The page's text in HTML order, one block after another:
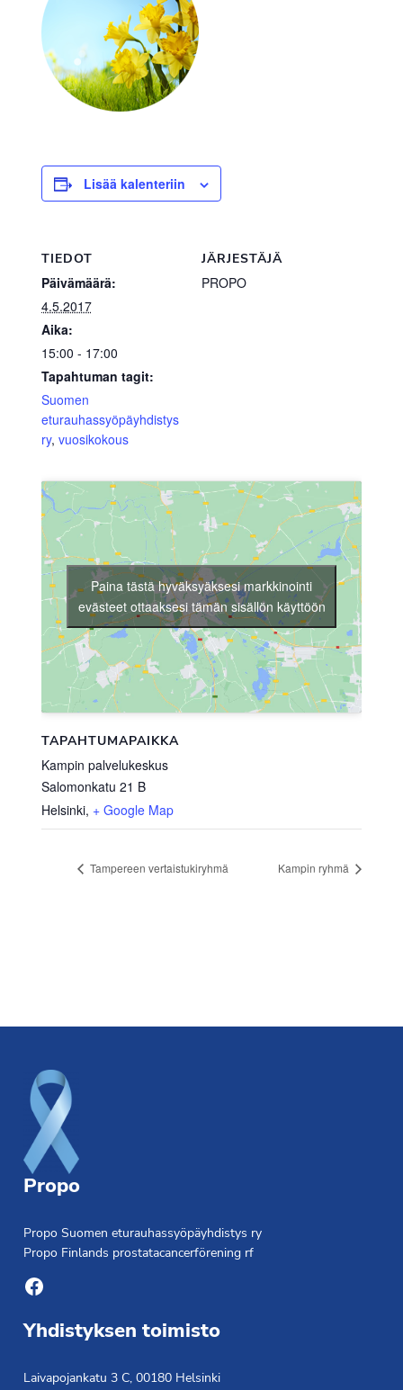
Lisää kalenteriin
TIEDOT
Päivämäärä:
4.5.2017
Aika:
15:00 - 17:00
Tapahtuman tagit:
Suomen
eturauhassyöpäyhdistys
ry, vuosikokous
JÄRJESTÄJÄ
PROPO
TAPAHTUMAPAIKKA
Kampin palvelukeskus
Salomonkatu 21 B
Helsinki, + Google Map
Paina tästä hyväksyäksesi markkinointi
evästeet ottaaksesi tämän sisällön käyttöön
Tampereen vertaistukiryhmä Kampin ryhmä
Propo
Propo Suomen eturauhassyöpäyhdistys ry
Propo Finlands prostatacancerförening rf
Facebook
Yhdistyksen toimisto
Laivapojankatu 3 C, 00180 Helsinki